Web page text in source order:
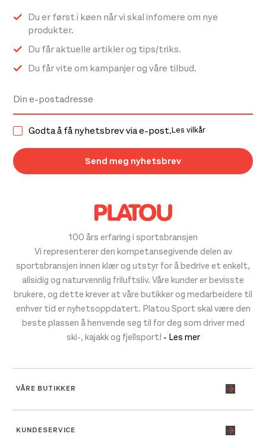
100 års erfaring i sportsbransjen
Vi representerer den kompetansegivende delen av
sportsbransjen innen klær og utstyr for å bedrive et enkelt,
allsidig og naturvennlig friluftsliv. Våre kunder er bevisste
brukere, og dette krever at våre butikker og medarbeidere til
enhver tid er nyhetsoppdatert. Platou Sport skal være den
beste plassen å henvende seg til for deg som driver med
ski-, kajakk og fjellsport! - Les mer
VÅRE BUTIKKER
KUNDESERVICE
Du er først i køen når vi skal infomere om nye
produkter.
Du får aktuelle artikler og tips/triks.
Du får vite om kampanjer og våre tilbud.
Godta å få nyhetsbrev via e-post.Les vilkår